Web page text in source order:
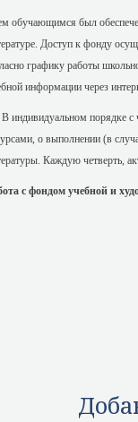
обучающимся был
Доступ к фонду
графику работы
информации через
порядке с
о выполнении (в
Каждую четверть,
с фондом учебной и